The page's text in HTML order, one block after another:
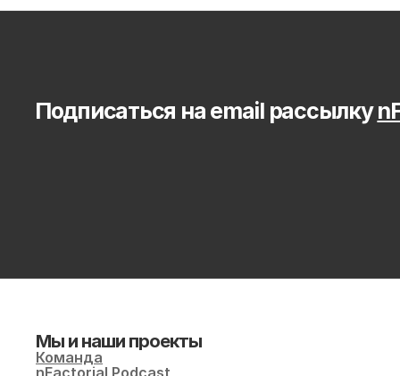
Подписаться на email рассылку
Мы и наши проекты
Команда
nFactorial Podcast